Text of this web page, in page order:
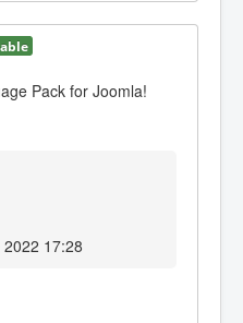
Pack for Joomla!
17:28